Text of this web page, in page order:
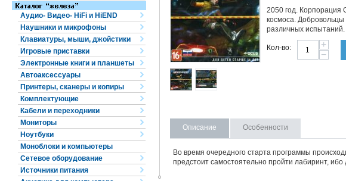
Аудио- Видео- HiFi и HiEND
Наушники и микрофоны
Клавиатуры, мыши, джойстики
Игровые приставки
Электронные книги и планшеты
Автоаксессуары
Принтеры, сканеры и копиры
Комплектующие
Кабели и переходники
Мониторы
Ноутбуки
Моноблоки и компьютеры
Сетевое оборудование
Источники питания
2050 год. Корпорация
космоса. Добровольцы
различных испытаний.
Кол-во:
+
−
Описание Особенности
Во время очередного старта программы
предстоит самостоятельно пройти лабиринт, ибо